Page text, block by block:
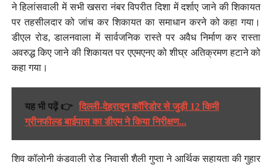
ने हिलांसवाली में सभी खसरा नंबर विपरीत दिशा में दर्शाए जाने की शिकायत
पर तहसीलदार को जांच कर शिकायत का समाधान करने को कहा गया।
डीएल रोड, डालनवाला में सार्वजनिक रास्ते पर अवैध निर्माण कर रास्ता
अवरुद्ध किए जाने की शिकायत पर एएमएनए को शीघ्र अतिक्रमण हटाने को
कहा गया।
यह भी पढ़ें 👉 दिल्ली-देहरादून कॉरिडोर से जुड़ी 12 किमी
ग्रीनफील्ड बाईपास का डीएम ने किया निरीक्षण...
शिव कॉलोनी कंडवाली रोड निवासी शैली गुप्ता ने आर्थिक सहायता की गुहार